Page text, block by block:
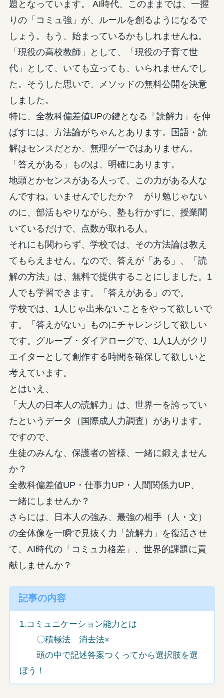
題となっています。 AI時代、このままでは、一握
りの「コミュ強」が、ルールを創るようになるで
しょう。もう、始まっているかもしれませんね。
「現役の高校教師」として、「現役の子育て世
代」として、いても立っても、いられませんでし
た。そうした思いで、メソッドの無料公開を決意
しました。
特に、全教科偏差値UPの鍵となる「読解力」を伸
ばすには、方法論がちゃんとあります。国語・読
解はセンスだとか、無理ゲーではありません。
「答えがある」ものは、明確にあります。
地頭とかセンスがある人って、この力がある人な
んですね。いませんでしたか？ がり勉じゃない
のに、部活もやりながら、塾も行かずに、授業聞
いているだけで、点数が取れる人。
それにも関わらず、学校では、その方法論は教え
てもらえません。なので、答えが「ある」、「読
解の方法」は、無料で提供することにしました。1
人でも学習できます。「答えがある」ので。
学校では、1人じゃ出来ないことをやって欲しいで
す。「答えがない」ものにチャレンジして欲しい
です。グループ・ダイアローグで、1人1人がクリ
エイターとして創作する時間を確保して欲しいと
考えています。
とはいえ、
「大人の日本人の読解力」は、世界一を誇ってい
たというデータ（国際成人力調査）があります。
ですので、
生徒のみんな、保護者の皆様、一緒に鍛えません
か？
全教科偏差値UP・仕事力UP・人間関係力UP、
一緒にしませんか？
さらには、日本人の強み、最強の相手（人・文）
の全体像を一瞬で見抜く力「読解力」を復活させ
て、AI時代の「コミュ力格差」、世界的課題に貢
献しませんか？
記事の内容
1.コミュニケーション能力とは
〇積極法 消去法×
頭の中で記述答案つくってから選択肢を選
ぼう！